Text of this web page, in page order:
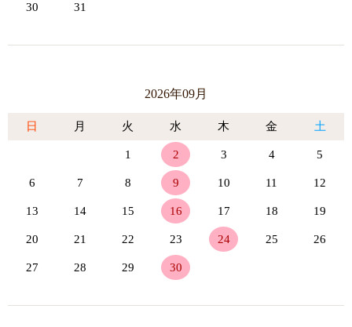
30 31
2026年09月
日 月 火 水 木 金 土
1 2 3 4 5
6 7 8 9 10 11 12
13 14 15 16 17 18 19
20 21 22 23 24 25 26
27 28 29 30